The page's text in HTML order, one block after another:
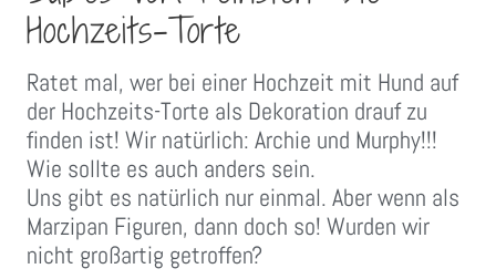
Hochzeits-Torte
Ratet mal, wer bei einer Hochzeit mit Hund auf
der Hochzeits-Torte als Dekoration drauf zu
finden ist! Wir natürlich: Archie und Murphy!!!
Wie sollte es auch anders sein.
Uns gibt es natürlich nur einmal. Aber wenn als
Marzipan Figuren, dann doch so! Wurden wir
nicht großartig getroffen?